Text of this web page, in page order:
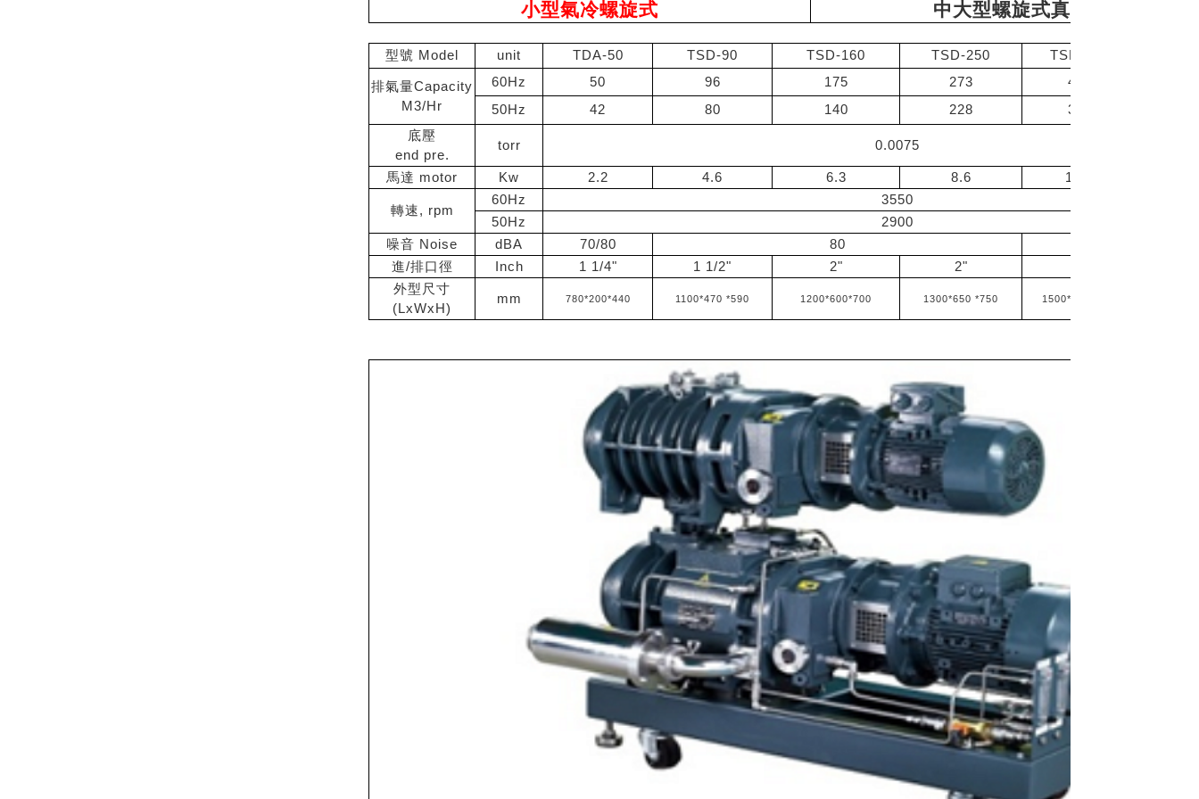
小型氣冷螺旋式 中大型螺旋式真空幫浦
型號 Model unit TDA-50 TSD-90 TSD-160 TSD-250 TSD-400
排氣量Capacity
M3/Hr
60Hz 50 96 175 273 400
50Hz
42 80 140 228 333
底壓
end pre.
torr 0.0075
馬達 motor Kw 2.2 4.6 6.3 8.6 12.6
轉速, rpm
60Hz
3550
50Hz
2900
噪音 Noise
dBA 70/80 80
進/排口徑
Inch 1 1/4" 1 1/2" 2" 2"
外型尺寸
(LxWxH)
mm 780*200*440 1100*470 *590 1200*600*700 1300*650 *750 1500*650 *750